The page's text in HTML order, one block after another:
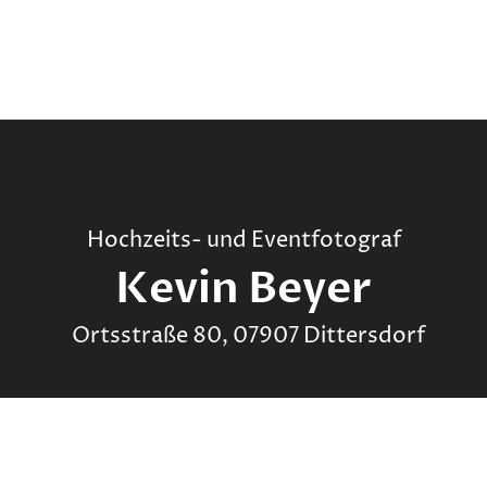
Hochzeits- und Eventfotograf
Kevin Beyer
Ortsstraße 80, 07907 Dittersdorf